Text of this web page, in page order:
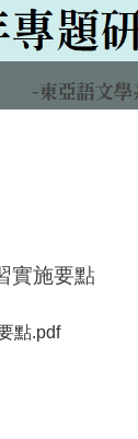
實施要點
點.pdf